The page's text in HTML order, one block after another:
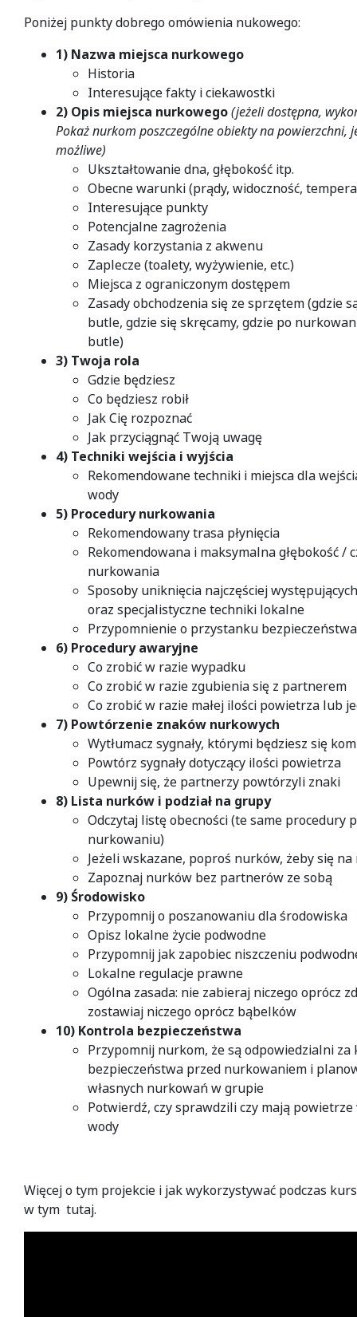
Poniżej punkty dobrego omówienia nukowego:
1) Nazwa miejsca nurkowego
Historia
Interesujące fakty i ciekawostki
2) Opis miejsca nurkowego(jeżeli dostępna,
Pokaż nurkom poszczególne obiekty na powierzchni,
możliwe)
Ukształtowanie dna, głębokość itp.
Obecne warunki (prądy, widoczność,
Interesujące punkty
Potencjalne zagrożenia
Zasady korzystania z akwenu
Zaplecze (toalety, wyżywienie, etc.)
Miejsca z ograniczonym dostępem
Zasady obchodzenia się ze sprzętem (gdzie
butle, gdzie się skręcamy, gdzie po
butle)
3) Twoja rola
Gdzie będziesz
Co będziesz robił
Jak Cię rozpoznać
Jak przyciągnąć Twoją uwagę
4) Techniki wejścia i wyjścia
Rekomendowane techniki i miejsca dla
wody
5) Procedury nurkowania
Rekomendowany trasa płynięcia
Rekomendowana i maksymalna głębokość /
nurkowania
Sposoby uniknięcia najczęściej
oraz specjalistyczne techniki lokalne
Przypomnienie o przystanku bezpieczeństwa
6) Procedury awaryjne
Co zrobić w razie wypadku
Co zrobić w razie zgubienia się z partnerem
Co zrobić w razie małej ilości powietrza lub
7) Powtórzenie znaków nurkowych
Wytłumacz sygnały, którymi będziesz się
Powtórz sygnały dotyczący ilości powietrza
Upewnij się, że partnerzy powtórzyli znaki
8) Lista nurków i podział na grupy
Odczytaj listę obecności (te same procedury
nurkowaniu)
Jeżeli wskazane, poproś nurków, żeby się
Zapoznaj nurków bez partnerów ze sobą
9) Środowisko
Przypomnij o poszanowaniu dla środowiska
Opisz lokalne życie podwodne
Przypomnij jak zapobiec niszczeniu
Lokalne regulacje prawne
Ogólna zasada: nie zabieraj niczego oprócz
zostawiaj niczego oprócz bąbelków
10) Kontrola bezpieczeństwa
Przypomnij nurkom, że są odpowiedzialni
bezpieczeństwa przed nurkowaniem i
własnych nurkowań w grupie
Potwierdź, czy sprawdzili czy mają powietrze
wody
Więcej o tym projekcie i jak wykorzystywać podczas
w tym tutaj.